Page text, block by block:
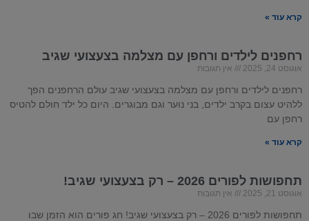
קרא עוד »
רחפנים לילדים ורחפן עם מצלמה בצעצועי שגיב
אוגוסט 24, 2025 אין תגובות
רחפנים לילדים ורחפן עם מצלמה בצעצועי שגיב עולם הרחפנים הפך
ללהיט עצום בקרב ילדים, בני נוער וגם מבוגרים. היום כל ילד חולם להטיס
רחפן עם
קרא עוד »
תחפושות לפורים 2026 – רק בצעצועי שגיב!
אוגוסט 21, 2025 אין תגובות
תחפושות לפורים 2026 – רק בצעצועי שגיב! חג פורים הוא הזמן שבו